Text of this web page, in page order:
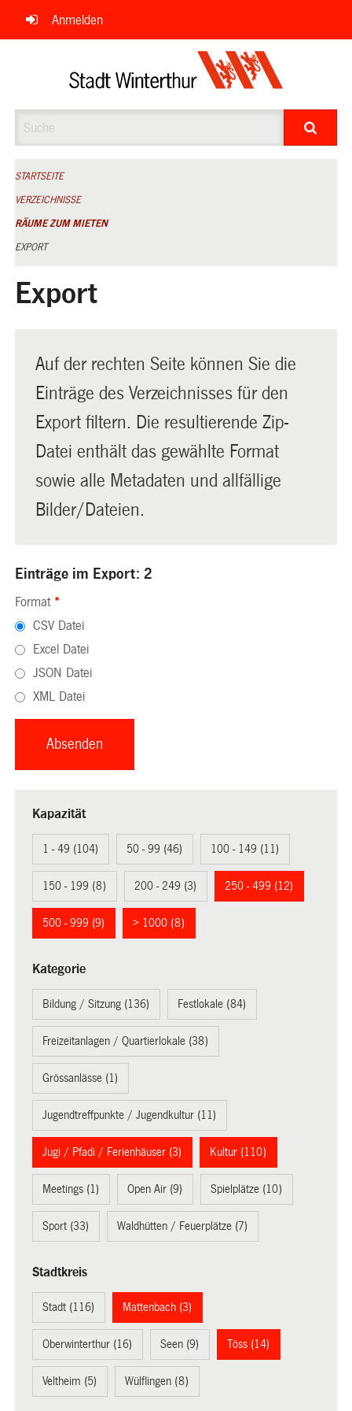
Navigation
überspringen
Anmelden
STARTSEITE
VERZEICHNISSE
RÄUME ZUM MIETEN
EXPORT
Export
Auf der rechten Seite können Sie die
Einträge des Verzeichnisses für den
Export filtern. Die resultierende Zip-
Datei enthält das gewählte Format
sowie alle Metadaten und allfällige
Bilder/Dateien.
Einträge im Export: 2
Format *
CSV Datei
Excel Datei
JSON Datei
XML Datei
Kapazität
1 - 49 (104) 50 - 99 (46) 100 - 149 (11)
150 - 199 (8) 200 - 249 (3) 250 - 499 (12)
500 - 999 (9) > 1000 (8)
Kategorie
Bildung / Sitzung (136) Festlokale (84)
Freizeitanlagen / Quartierlokale (38)
Grössanlässe (1)
Jugendtreffpunkte / Jugendkultur (11)
Jugi / Pfadi / Ferienhäuser (3) Kultur (110)
Meetings (1) Open Air (9) Spielplätze (10)
Sport (33) Waldhütten / Feuerplätze (7)
Stadtkreis
Stadt (116) Mattenbach (3)
Oberwinterthur (16) Seen (9) Töss (14)
Veltheim (5) Wülflingen (8)